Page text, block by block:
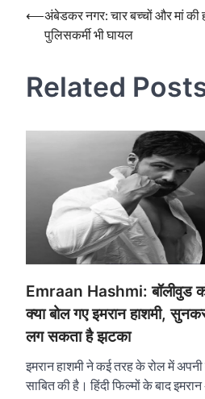
Post
navigation
⟵अंबेडकर नगर: चार बच्चों और मां की
पुलिसकर्मी भी घायल
Related
Emraan Hashmi: बॉलीवुड
क्या बोल गए इमरान हाशमी,
लग सकता है झटका
इमरान हाशमी ने कई तरह के रोल में अपनी
साबित की है। हिंदी फिल्मों के बाद